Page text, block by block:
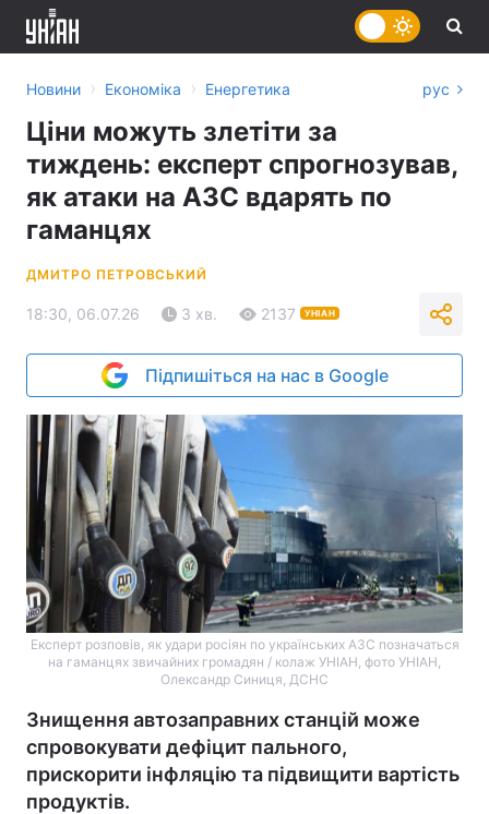
Новини › Економіка › Енергетика рус
Ціни можуть злетіти за
тиждень: експерт спрогнозував,
як атаки на АЗС вдарять по
гаманцях
ДМИТРО ПЕТРОВСЬКИЙ
18:30, 06.07.26 3 хв. 2137 УНІАН
Підпишіться на нас в Google
Експерт розповів, як удари росіян по українських АЗС позначаться
на гаманцях звичайних громадян / колаж УНІАН, фото УНІАН,
Олександр Синиця, ДСНС
Знищення автозаправних станцій може
спровокувати дефіцит пального,
прискорити інфляцію та підвищити вартість
продуктів.